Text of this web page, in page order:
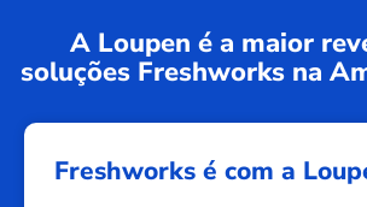
A Loupen é a maior
soluções Freshworks na
Freshworks é com a